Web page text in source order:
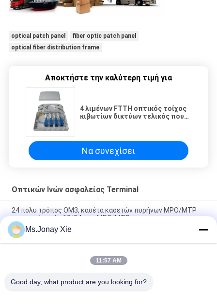
optical patch panel
fiber optic patch panel
optical fiber distribution frame
Αποκτήστε την καλύτερη τιμή για
4 λιμένων FTTH οπτικός τοίχος
κιβωτίων δικτύων τελικός που
Να συνεχίσει
Οπτικών Ινών ασφαλείας Terminal
24 πολυ τρόπος OM3, κασέτα κασετών πυρήνων MPO/MTP
επιτροπής ινών 12/24core MPO/MTP
LC ο τοίχος προσαρμοστών FTTH τετραγώνων τοποθετεί το
γείσο ινών κιβωτίων
Γείσο οπτικής ίνας για το μονοκατευθυντικό προσαρμοστή Sc
Ms.Jonay Xie
11:57 AM
Good day, what product are you looking for?